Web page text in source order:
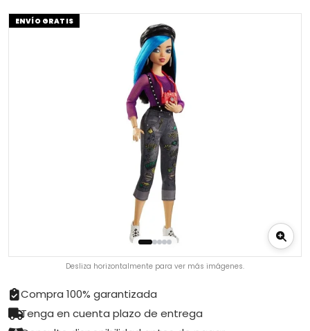
ENVÍO GRATIS
Desliza horizontalmente para ver más imágenes.
Compra 100% garantizada
Tenga en cuenta plazo de entrega